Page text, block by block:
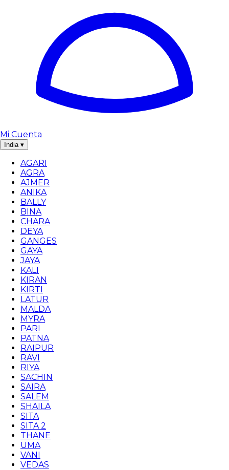
Mi Cuenta
India ▾
AGARI
AGRA
AJMER
ANIKA
BALLY
BINA
CHARA
DEYA
GANGES
GAYA
JAYA
KALI
KIRAN
KIRTI
LATUR
MALDA
MYRA
PARI
PATNA
RAIPUR
RAVI
RIYA
SACHIN
SAIRA
SALEM
SHAILA
SITA
SITA 2
THANE
UMA
VANI
VEDAS